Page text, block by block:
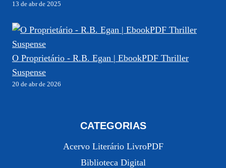
13 de abr de 2025
O Proprietário - R.B. Egan | EbookPDF Thriller
Suspense
20 de abr de 2026
CATEGORIAS
Acervo Literário LivroPDF
Biblioteca Digital